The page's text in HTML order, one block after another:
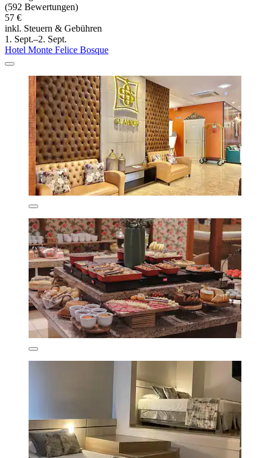
(592 Bewertungen)
57 €
inkl. Steuern & Gebühren
1. Sept.–2. Sept.
Hotel Monte Felice Bosque